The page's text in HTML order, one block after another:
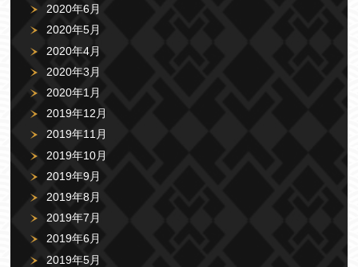
2020年6月
2020年5月
2020年4月
2020年3月
2020年1月
2019年12月
2019年11月
2019年10月
2019年9月
2019年8月
2019年7月
2019年6月
2019年5月